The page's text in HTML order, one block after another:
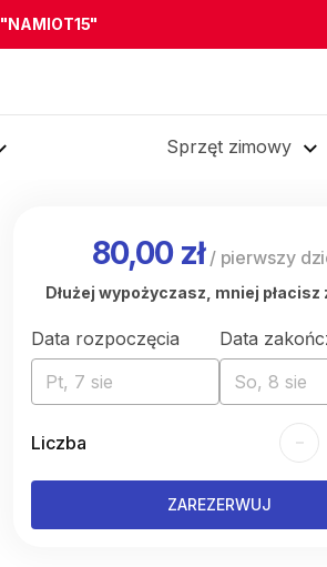
"NAMIOT15"
Sprzęt zimowy
80,00 zł/ pierwszy
Dłużej wypożyczasz, mniej płacisz
Data rozpoczęcia
Pt, 7 sie
Data
So, 8 sie
Liczba -
ZAREZERWUJ